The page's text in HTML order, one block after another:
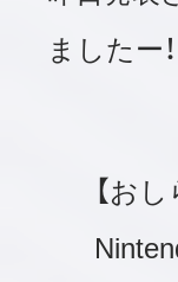
ましたー！
【おし